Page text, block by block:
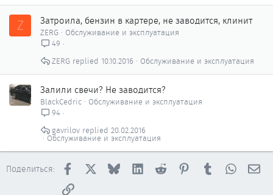
Z Затроила, бензин в картере, не заводится, клинит
ZERG
Обслуживание и эксплуатация
49
Обслуживание и эксплуатация
10.10.2016
ZERG
Залили свечи? Не заводится?
BlackCedric
Обслуживание и эксплуатация
94
Обслуживание и эксплуатация
20.02.2016
gavrilov
Поделиться: Facebook BlueskyLinkedInReddit PinterestTumblr
Ссылка